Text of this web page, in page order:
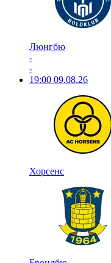
Люнгбю
-
-
19:00 09.08.26
Хорсенс